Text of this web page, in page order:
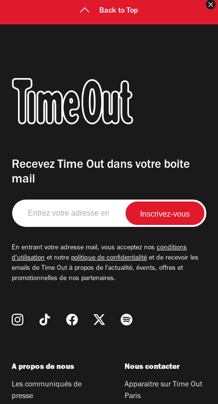
Back to Top
Recevez Time Out dans votre boite
mail
Entrez
votre
adresse
En entrant votre adresse mail, vous acceptez nos conditions
d'utilisation et notre politique de confidentialité et de recevoir les
emails de Time Out à propos de l'actualité, évents, offres et
promotionnelles de nos partenaires.
A propos de nous
Les communiqués de
presse
Nous contacter
Apparaitre sur Time Out
Paris